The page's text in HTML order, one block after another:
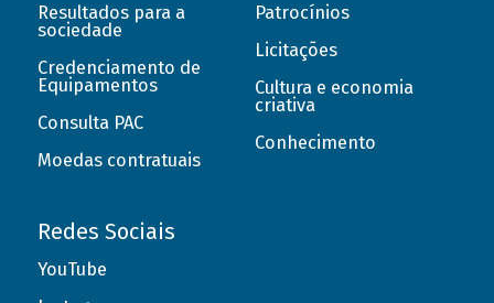
Resultados para a
sociedade
Credenciamento de
Equipamentos
Consulta PAC
Moedas contratuais
Patrocínios
Licitações
Cultura e economia
criativa
Conhecimento
Redes Sociais
YouTube